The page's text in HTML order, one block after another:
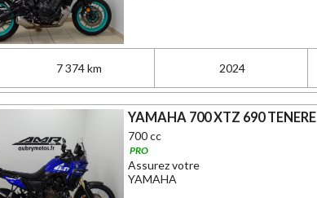
7 374 km 2024
YAMAHA 700 XTZ 690 TENERE
700 cc
PRO
Assurez votre
YAMAHA